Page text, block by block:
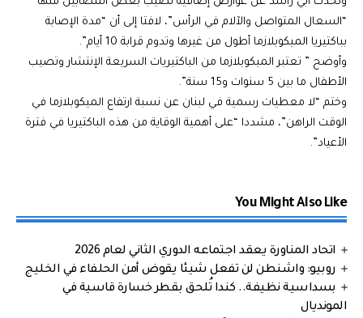
“السعال المتواصل والآلام في الرأس”، لافتا إلى أن “مدة الإصابة
بباكتيريا الميكوبلازما أطول من غيرها وتدوم قرابة 10 أيام”.
وأوضح ” تعتبر الميكوبلازما من الباكتيريات السريعة الإنتشار وتصيب
الأطفال ما بين 5 سنوات و15 سنة”.
وختم “لا معطيات رسمية في لبنان عن نسبة ارتفاع الميكوبلازما في
الوقت الراهن”، مشددا “على أهمية الوقاية من هذه الباكتيريا في فترة
الأعياد”.
You Might Also Like
اتحاد المناورة يعقد اجتماعه الدوري الثاني لعام 2026
روبيو: واشنطن لن تفعل شيئا يقوض أمن الحلفاء في الخليج
بسداسية نظيفة.. كندا تُلحق بقطر خسارة قاسية في
المونديال